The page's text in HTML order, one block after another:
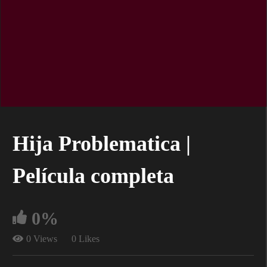
Hija Problematica |
Película completa
0%
0 Views 0 Likes